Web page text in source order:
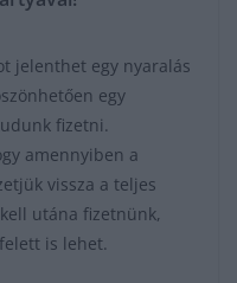
jelenthet egy nyaralás
egy
fizetni.
amennyiben a
vissza a teljes
utána fizetnünk,
is lehet.